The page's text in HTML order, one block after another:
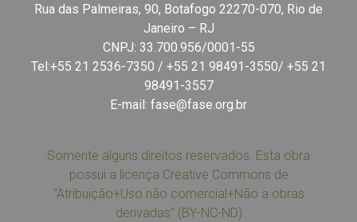
Rua das Palmeiras, 90, Botafogo 22270-070, Rio de
Janeiro – RJ
CNPJ: 33.700.956/0001-55
Tel:+55 21 2536-7350 / +55 21 98491-3550/ +55 21
98491-3557
E-mail: fase@fase.org.br
Somente alguns direitos reservados. Esta obra
possui a licença Creative Commons de
“Atribuição+Uso não comercial+Não a obras
derivadas” (BY-NC-ND)